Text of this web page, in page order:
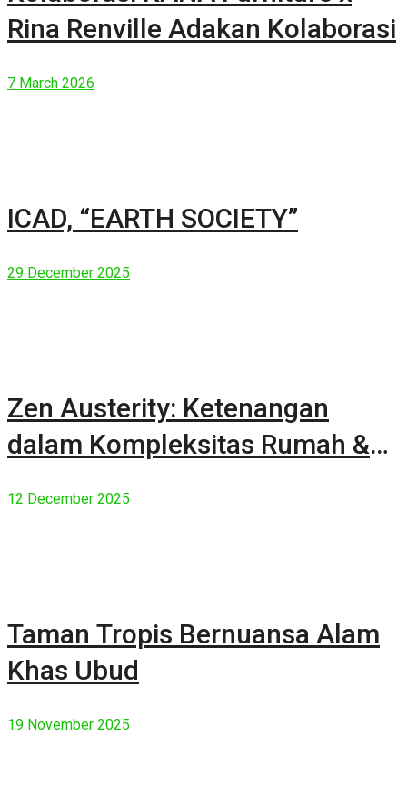
Rina Renville Adakan Kolaborasi
7 March 2026
ICAD, “EARTH SOCIETY”
29 December 2025
Zen Austerity: Ketenangan
dalam Kompleksitas Rumah &
12 December 2025
Taman Tropis Bernuansa Alam
Khas Ubud
19 November 2025